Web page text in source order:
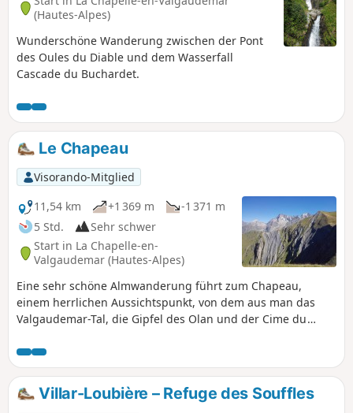
(Hautes-Alpes)
Wunderschöne Wanderung zwischen der Pont
des Oules du Diable und dem Wasserfall
Cascade du Buchardet.
Le Chapeau
Visorando-Mitglied
11,54 km
+1 369 m
-1 371 m
5 Std.
Sehr schwer
Start in La Chapelle-en-
Valgaudemar (Hautes-Alpes)
Eine sehr schöne Almwanderung führt zum Chapeau,
einem herrlichen Aussichtspunkt, von dem aus man das
Valgaudemar-Tal, die Gipfel des Olan und der Cime du
Villar-Loubière – Refuge des Souffles